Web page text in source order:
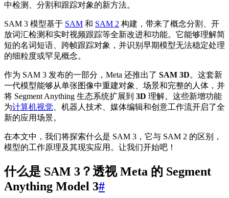
中检测、分割和跟踪对象的新方法。
SAM 3 模型基于 SAM 和 SAM 2 构建，带来了概念分割、开
放词汇检测和实时视频跟踪等全新改进和功能。它能够理解简
短的名词短语、跨帧跟踪对象，并识别早期模型无法稳定处理
的细粒度或罕见概念。
作为 SAM 3 发布的一部分，Meta 还推出了 SAM 3D。这套新
一代模型能够从单张图像中重建对象、场景和完整的人体，并
将 Segment Anything 生态系统扩展到 3D 理解。这些新增功能
为计算机视觉 、机器人技术、媒体编辑和创意工作流开启了全
新的应用场景。
在本文中，我们将探索什么是 SAM 3，它与 SAM 2 的区别，
模型的工作原理及其现实应用。让我们开始吧！
什么是 SAM 3？透视 Meta 的 Segment
Anything Model 3#